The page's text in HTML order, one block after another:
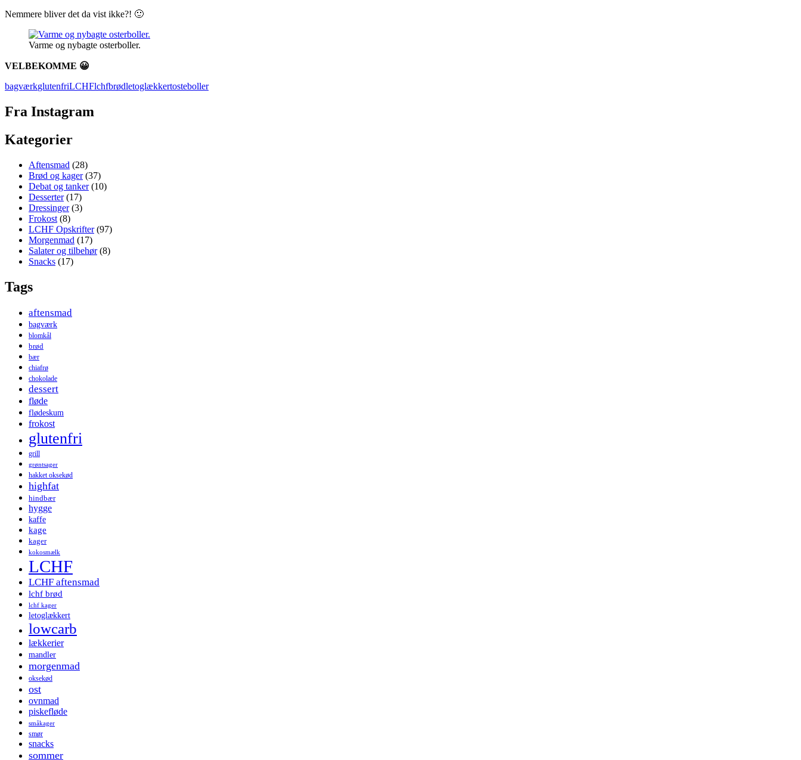
Nemmere bliver det da vist ikke?! 🙂
Varme og nybagte osterboller.
VELBEKOMME 😀
bagværkglutenfriLCHFlchfbrødletoglækkertosteboller
Fra Instagram
Kategorier
Aftensmad (28)
Brød og kager(37)
Debat og tanker(10)
Desserter(17)
Dressinger(3)
Frokost (8)
LCHF Opskrifter(97)
Morgenmad (17)
Salater og tilbehør(8)
Snacks (17)
Tags
aftensmad
bagværk
blomkål
brød
bær
chiafrø
chokolade
dessert
fløde
flødeskum
frokost
glutenfri
grill
grøntsager
hakket oksekød
highfat
hindbær
hygge
kaffe
kage
kager
kokosmælk
LCHF
LCHF aftensmad
lchf brød
lchf kager
letoglækkert
lowcarb
lækkerier
mandler
morgenmad
oksekød
ost
ovnmad
piskefløde
småkager
smør
snacks
sommer